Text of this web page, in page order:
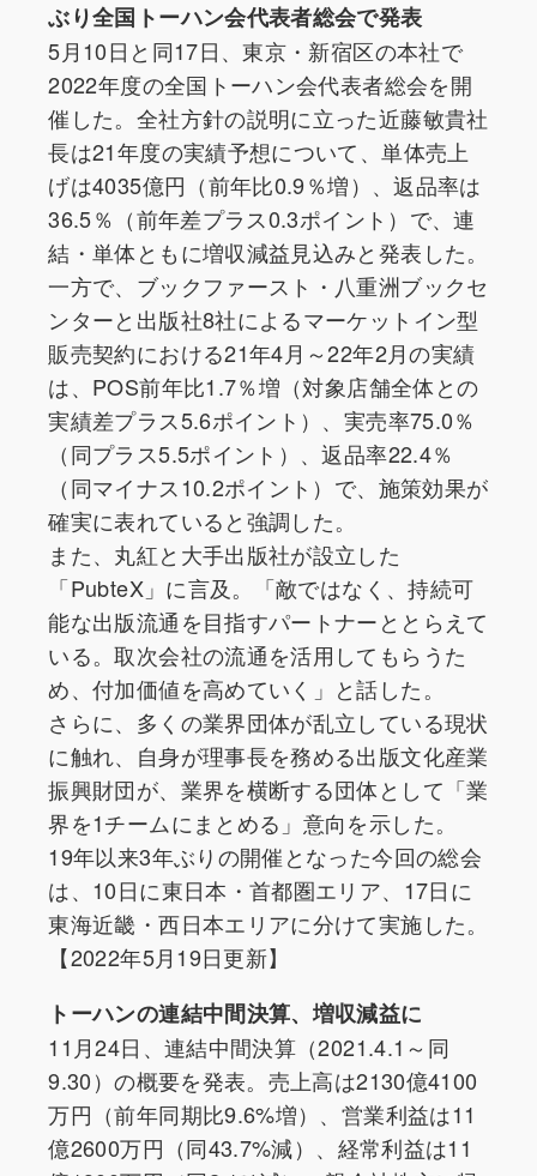
ぶり全国トーハン会代表者総会で発表
5月10日と同17日、東京・新宿区の本社で
2022年度の全国トーハン会代表者総会を開
催した。全社方針の説明に立った近藤敏貴社
長は21年度の実績予想について、単体売上
げは4035億円（前年比0.9％増）、返品率は
36.5％（前年差プラス0.3ポイント）で、連
結・単体ともに増収減益見込みと発表した。
一方で、ブックファースト・八重洲ブックセ
ンターと出版社8社によるマーケットイン型
販売契約における21年4月～22年2月の実績
は、POS前年比1.7％増（対象店舗全体との
実績差プラス5.6ポイント）、実売率75.0％
（同プラス5.5ポイント）、返品率22.4％
（同マイナス10.2ポイント）で、施策効果が
確実に表れていると強調した。
また、丸紅と大手出版社が設立した
「PubteX」に言及。「敵ではなく、持続可
能な出版流通を目指すパートナーととらえて
いる。取次会社の流通を活用してもらうた
め、付加価値を高めていく」と話した。
さらに、多くの業界団体が乱立している現状
に触れ、自身が理事長を務める出版文化産業
振興財団が、業界を横断する団体として「業
界を1チームにまとめる」意向を示した。
19年以来3年ぶりの開催となった今回の総会
は、10日に東日本・首都圏エリア、17日に
東海近畿・西日本エリアに分けて実施した。
【2022年5月19日更新】
トーハンの連結中間決算、増収減益に
11月24日、連結中間決算（2021.4.1～同
9.30）の概要を発表。売上高は2130億4100
万円（前年同期比9.6%増）、営業利益は11
億2600万円（同43.7%減）、経常利益は11